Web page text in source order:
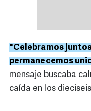
"Celebramos
permanecemos
mensaje buscaba
caída en los